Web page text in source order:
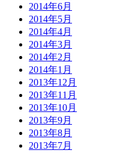
2014年6月
2014年5月
2014年4月
2014年3月
2014年2月
2014年1月
2013年12月
2013年11月
2013年10月
2013年9月
2013年8月
2013年7月